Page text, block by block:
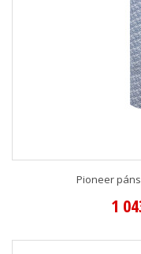
Pioneer
1